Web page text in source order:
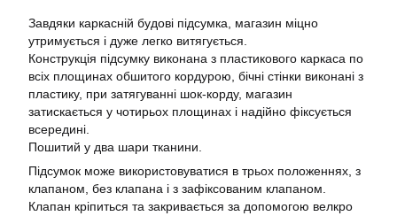
Завдяки каркасній будові підсумка, магазин міцно
утримується і дуже легко витягується.
Конструкція підсумку виконана з пластикового каркаса по
всіх площинах обшитого кордурою, бічні стінки виконані з
пластику, при затягуванні шок-корду, магазин
затискається у чотирьох площинах і надійно фіксується
всередині.
Пошитий у два шари тканини.
Підсумок може використовуватися в трьох положеннях, з
клапаном, без клапана і з зафіксованим клапаном.
Клапан кріпиться та закривається за допомогою велкро